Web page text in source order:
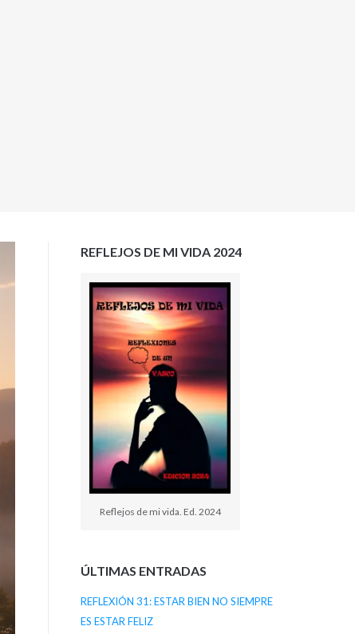
REFLEJOS DE MI VIDA 2024
Reflejos de mi vida. Ed. 2024
ÚLTIMAS ENTRADAS
REFLEXIÓN 31: ESTAR BIEN NO SIEMPRE
ES ESTAR FELIZ